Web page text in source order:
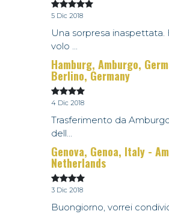
5 Dic 2018
Una sorpresa
volo ...
Hamburg, Amburgo,
Berlino, Germany
4 Dic 2018
Trasferimento da
dell...
Genova, Genoa, Italy -
Netherlands
3 Dic 2018
Buongiorno, vorrei